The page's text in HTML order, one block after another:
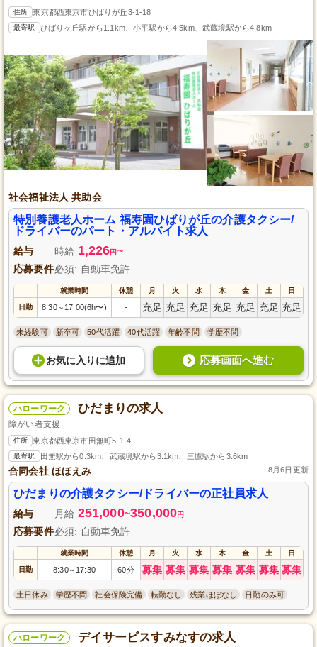
住所 東京都西東京市ひばりが丘3-1-18
最寄駅 ひばりヶ丘駅から1.1km、小平駅から4.5km、武蔵境駅から4.8km
社会福祉法人 共助会
特別養護老人ホーム 福寿園ひばりが丘の介護タクシー/
ドライバーのパート・アルバイト求人
給与 時給 1,226円 ~
応募要件必須: 自動車免許
就業時間 休憩 月 火 水 木 金 土 日
日勤 8:30～ 17:00(6h〜) - 充足 充足 充足 充足 充足 充足 充足
未経験可 新卒可 50代活躍 40代活躍 年齢不問 学歴不問
お気に入り に追加 応募画面へ進む
ハローワーク ひだまりの求人
障がい者支援
住所 東京都西東京市田無町5-1-4
最寄駅 田無駅から0.3km、武蔵境駅から3.1km、三鷹駅から3.6km
合同会社 ほほえみ 8月6日更新
ひだまりの介護タクシー/ドライバーの正社員求人
給与 月給 251,000~350,000円
応募要件必須: 自動車免許
就業時間 休憩 月 火 水 木 金 土 日
日勤 8:30～ 17:30 60分 募集 募集 募集 募集 募集 募集 募集
土日休み 学歴不問 社会保険完備 転勤なし 残業ほぼなし 日勤のみ可
ハローワーク デイサービスすみなすの求人